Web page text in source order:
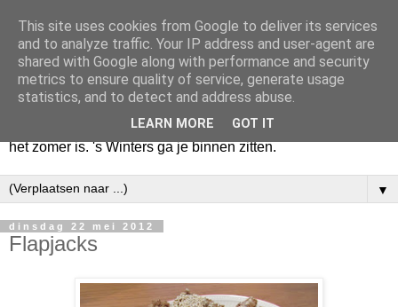
Huize Zeezicht
Als het lente is, lees ik een krant op een terras en drink een
latte uit een glas. Of om het even een boek met een
cappuccino of een dubbele espresso. Maar dat kan ook als
het zomer is. 's Winters ga je binnen zitten.
▼
dinsdag 22 mei 2012
Flapjacks
This site uses cookies from Google to deliver its services
and to analyze traffic. Your IP address and user-agent are
shared with Google along with performance and security
metrics to ensure quality of service, generate usage
statistics, and to detect and address abuse.
LEARN MORE GOT IT